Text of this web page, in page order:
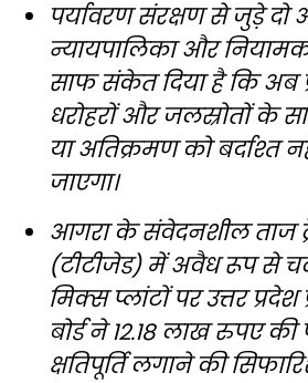
पर्यावरण संरक्षण से जुड़े
न्यायपालिका और
साफ संकेत दिया है कि अब
धरोहरों और जलस्रोतों के
या अतिक्रमण को बर्दाश्त
जाएगा।
आगरा के संवेदनशील ताज
(टीटीजेड) में अवैध रूप से
मिक्स प्लांटों पर उत्तर
बोर्ड ने 12.18 लाख रुपए की
क्षतिपूर्ति लगाने की